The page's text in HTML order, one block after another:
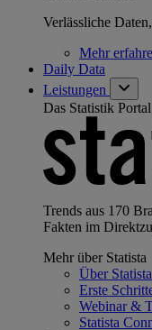
Verlässliche
Mehr
Daily Data
Leistungen
Das Statistik Portal
Trends aus 170
Fakten im
Mehr über Statista
Über Statista
Erste
Webinar &
Statista